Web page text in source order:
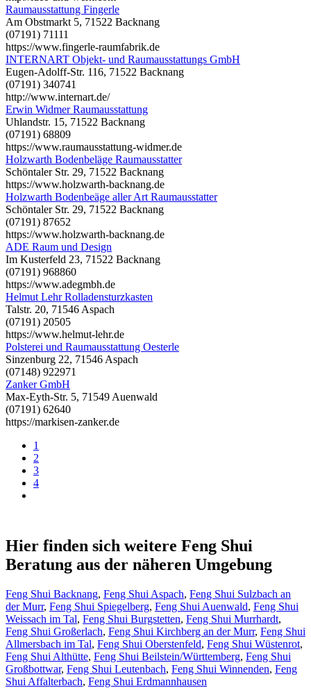
Raumausstattung Fingerle
Am Obstmarkt 5, 71522 Backnang
(07191) 71111
https://www.fingerle-raumfabrik.de
INTERNART Objekt- und Raumausstattungs GmbH
Eugen-Adolff-Str. 116, 71522 Backnang
(07191) 340741
http://www.internart.de/
Erwin Widmer Raumausstattung
Uhlandstr. 15, 71522 Backnang
(07191) 68809
https://www.raumausstattung-widmer.de
Holzwarth Bodenbeläge Raumausstatter
Schöntaler Str. 29, 71522 Backnang
https://www.holzwarth-backnang.de
Holzwarth Bodenbeäge aller Art Raumausstatter
Schöntaler Str. 29, 71522 Backnang
(07191) 87652
https://www.holzwarth-backnang.de
ADE Raum und Design
Im Kusterfeld 23, 71522 Backnang
(07191) 968860
https://www.adegmbh.de
Helmut Lehr Rolladensturzkasten
Talstr. 20, 71546 Aspach
(07191) 20505
https://www.helmut-lehr.de
Polsterei und Raumausstattung Oesterle
Sinzenburg 22, 71546 Aspach
(07148) 922971
Zanker GmbH
Max-Eyth-Str. 5, 71549 Auenwald
(07191) 62640
https://markisen-zanker.de
1
2
3
4
Hier finden sich weitere Feng Shui
Beratung aus der näheren Umgebung
Feng Shui Backnang, Feng Shui Aspach, Feng Shui Sulzbach an
der Murr, Feng Shui Spiegelberg, Feng Shui Auenwald, Feng Shui
Weissach im Tal, Feng Shui Burgstetten, Feng Shui Murrhardt,
Feng Shui Großerlach, Feng Shui Kirchberg an der Murr, Feng Shui
Allmersbach im Tal, Feng Shui Oberstenfeld, Feng Shui Wüstenrot,
Feng Shui Althütte, Feng Shui Beilstein/Württemberg, Feng Shui
Großbottwar, Feng Shui Leutenbach, Feng Shui Winnenden, Feng
Shui Affalterbach, Feng Shui Erdmannhausen